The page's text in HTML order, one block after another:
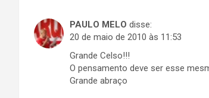
PAULO MELO disse:
20 de maio de 2010 às 11:53
Grande Celso!!!
O pensamento deve ser esse
Grande abraço